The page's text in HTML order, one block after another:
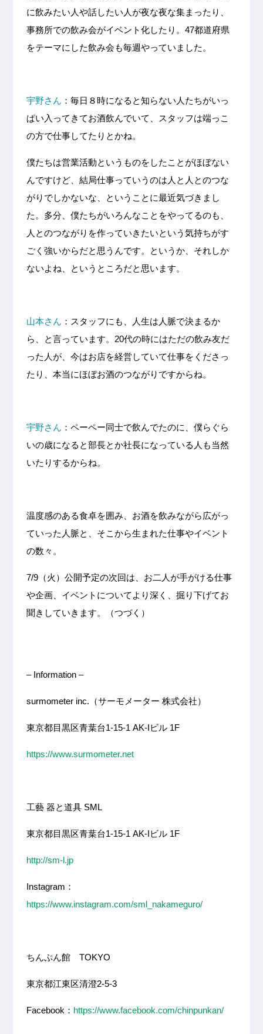
に飲みたい人や話したい人が夜な夜な集まったり、
事務所での飲み会がイベント化したり。47都道府県
をテーマにした飲み会も毎週やっていました。
宇野さん ：毎日８時になると知らない人たちがいっ
ぱい入ってきてお酒飲んでいて、スタッフは端っこ
の方で仕事してたりとかね。
僕たちは営業活動というものをしたことがほぼない
んですけど、結局仕事っていうのは人と人とのつな
がりでしかないな、ということに最近気づきまし
た。多分、僕たちがいろんなことをやってるのも、
人とのつながりを作っていきたいという気持ちがす
ごく強いからだと思うんです。というか、それしか
ないよね、というところだと思います。
山本さん ：スタッフにも、人生は人脈で決まるか
ら、と言っています。20代の時にはただの飲み友だ
った人が、今はお店を経営していて仕事をくださっ
たり、本当にほぼお酒のつながりですからね。
宇野さん ：ペーペー同士で飲んでたのに、僕らぐら
いの歳になると部長とか社長になっている人も当然
いたりするからね。
温度感のある食卓を囲み、お酒を飲みながら広がっ
ていった人脈と、そこから生まれた仕事やイベント
の数々。
7/9（火）公開予定の次回は、お二人が手がける仕事
や企画、イベントについてより深く、掘り下げてお
聞きしていきます。（つづく）
– Information –
surmometer inc.（サーモメーター 株式会社）
東京都目黒区青葉台1-15-1 AK-Iビル 1F
https://www.surmometer.net
工藝 器と道具 SML
東京都目黒区青葉台1-15-1 AK-Iビル 1F
http://sm-l.jp
Instagram：
https://www.instagram.com/sml_nakameguro/
ちんぷん館 TOKYO
東京都江東区清澄2-5-3
Facebook ： https://www.facebook.com/chinpunkan/